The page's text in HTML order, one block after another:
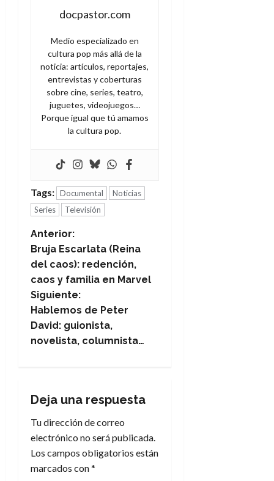
docpastor.com
Medio especializado en
cultura pop más allá de la
noticia: artículos, reportajes,
entrevistas y coberturas
sobre cine, series, teatro,
juguetes, videojuegos…
Porque igual que tú amamos
la cultura pop.
Tags: Documental
Noticias
Series
Televisión
N
a
v
e
g
c
i
ó
n
Anterior:
Bruja Escarlata (Reina
del caos): redención,
caos y familia en Marvel
Siguiente:
Hablemos de Peter
David: guionista,
novelista, columnista…
Deja una respuesta
Tu dirección de correo
electrónico no será publicada.
Los campos obligatorios están
marcados con*